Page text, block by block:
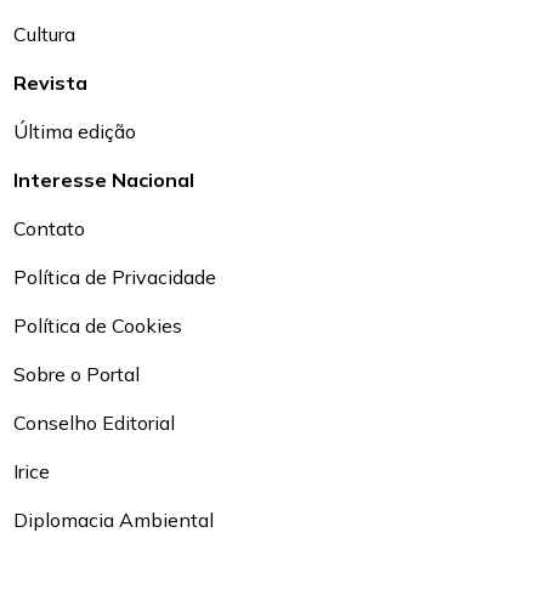
Cultura
Revista
Última edição
Interesse Nacional
Contato
Política de Privacidade
Política de Cookies
Sobre o Portal
Conselho Editorial
Irice
Diplomacia Ambiental